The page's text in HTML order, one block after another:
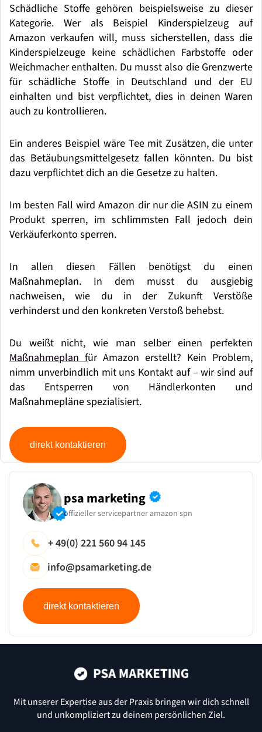
Schädliche Stoffe gehören beispielsweise zu dieser
Kategorie. Wer als Beispiel Kinderspielzeug auf
Amazon verkaufen will, muss sicherstellen, dass die
Kinderspielzeuge keine schädlichen Farbstoffe oder
Weichmacher enthalten. Du musst also die Grenzwerte
für schädliche Stoffe in Deutschland und der EU
einhalten und bist verpflichtet, dies in deinen Waren
auch zu kontrollieren.
Ein anderes Beispiel wäre Tee mit Zusätzen, die unter
das Betäubungsmittelgesetz fallen könnten. Du bist
dazu verpflichtet dich an die Gesetze zu halten.
Im besten Fall wird Amazon dir nur die ASIN zu einem
Produkt sperren, im schlimmsten Fall jedoch dein
Verkäuferkonto sperren.
In allen diesen Fällen benötigst du einen
Maßnahmeplan. In dem musst du ausgiebig
nachweisen, wie du in der Zukunft Verstöße
verhinderst und den konkreten Verstoß behebst.
Du weißt nicht, wie man selber einen perfekten
Maßnahmeplan für Amazon erstellt? Kein Problem,
nimm unverbindlich mit uns Kontakt auf–wir sind auf
das Entsperren von Händlerkonten und
Maßnahmepläne spezialisiert.
direkt kontaktieren
psa marketing
offizieller servicepartner amazon spn
+ 49(0) 221 560 94 145
info@psamarketing.de
direkt kontaktieren
Mit unserer Expertise aus der Praxis bringen wir dich schnell
und unkompliziert zu deinem persönlichen Ziel.